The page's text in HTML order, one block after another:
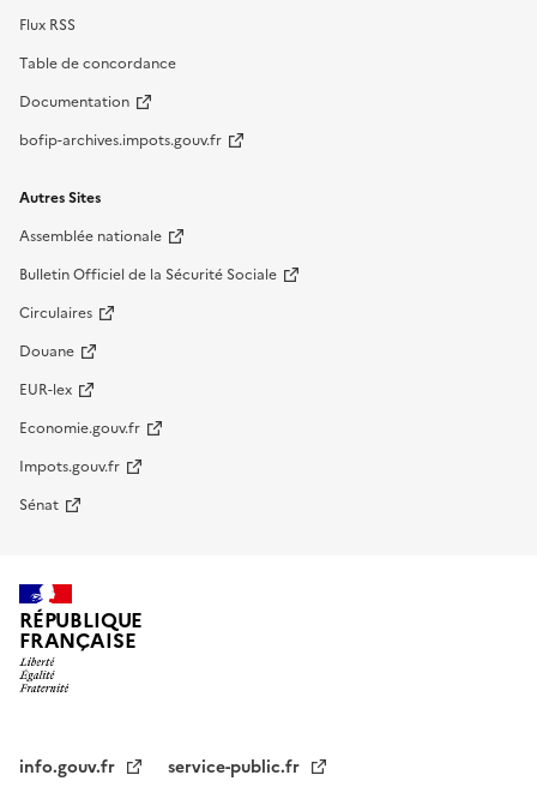
Flux RSS
Table de concordance
Documentation
bofip-archives.impots.gouv.fr
Autres Sites
Assemblée nationale
Bulletin Officiel de la Sécurité Sociale
Circulaires
Douane
EUR-lex
Economie.gouv.fr
Impots.gouv.fr
Sénat
RÉPUBLIQUE
FRANÇAISE
info.gouv.fr service-public.fr